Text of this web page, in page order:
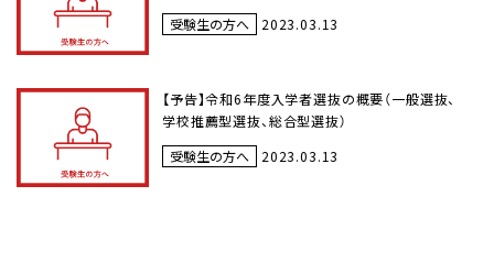
受験生の方へ
2023.03.13
【予告】令和6年度入学者選抜の概要（一般選抜、
学校推薦型選抜、総合型選抜）
受験生の方へ
2023.03.13